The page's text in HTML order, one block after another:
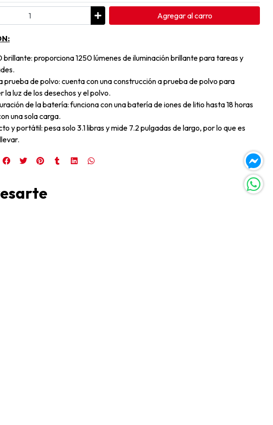
Agregaral carro
brillante: proporciona 1250 lúmenes de iluminación brillante para tareas y
prueba de polvo: cuenta con una construcción a prueba de polvo para
la luz de los desechos y el polvo.
de la batería: funciona con una batería de iones de litio hasta 18 horas
una sola carga.
y portátil: pesa solo 3.1 libras y mide 7.2 pulgadas de largo, por lo que es